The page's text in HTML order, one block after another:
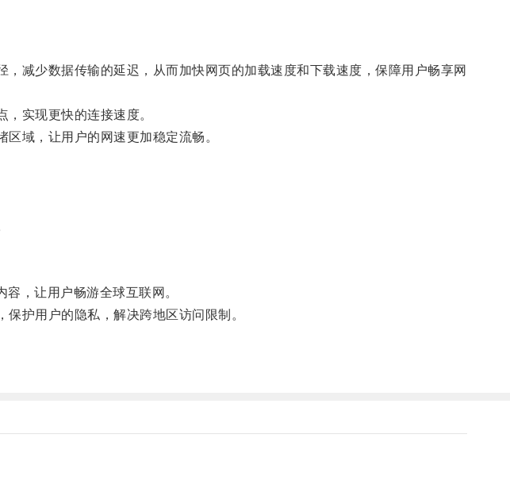
少数据传输的延迟，从而加快网页的加载速度和下载速度，保障用户畅享网
实现更快的连接速度。
域，让用户的网速更加稳定流畅。
，让用户畅游全球互联网。
护用户的隐私，解决跨地区访问限制。